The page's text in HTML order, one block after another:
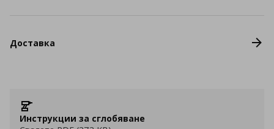
Доставка
Инструкции за сглобяване